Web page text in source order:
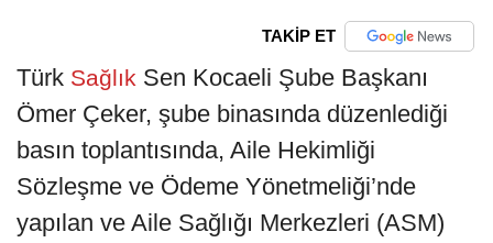
TAKİP ET
Türk Sağlık Sen Kocaeli Şube Başkanı
Ömer Çeker, şube binasında düzenlediği
basın toplantısında, Aile Hekimliği
Sözleşme ve Ödeme Yönetmeliği’nde
yapılan ve Aile Sağlığı Merkezleri (ASM)